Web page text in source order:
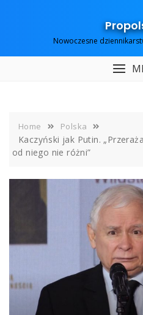
Nowoczesne
Home Polska
Kaczyński jak Putin.
od niego nie różni”